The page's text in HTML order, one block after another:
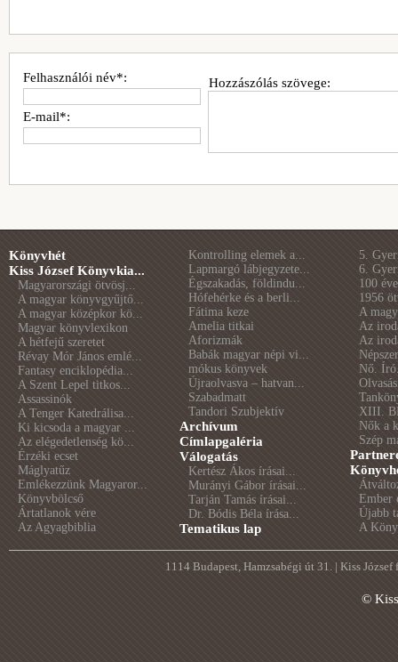
Hozzászólás szövege:
Felhasználói név*:
E-mail*:
Könyvhét
Kiss József Könyvkia...
Magyarországi ötvösj...
A magyar könyvgyűjtő...
A magyar középkor kö...
Magyar könyvlexikon
A hétfejű szeretet
Révay Mór János emlé...
Fantasy enciklopédia...
A Szent Lepel titkos...
Assassinók
A Tenger Katedrálisa...
Ki kicsoda a magyar ...
Az elégedetlenség kö...
Érzéki ecset
Máglyatűz
Emlékezzünk Magyaror...
Könyvbölcső
Ártatlanok vére
Az Agyagbiblia
Kontrolling elemek a...
Lapmargó lábjegyzete...
Égszakadás, földindu...
Hófehérke és a berli...
Fátima keze
Amelia titkai
Aforizmák
Babák magyar népi vi...
mókus könyvek
Újraolvasva – hatvan...
Szabadmatt
Tandori Szubjektív
Archívum
Címlapgaléria
Válogatás
Kertész Ákos írásai...
Murányi Gábor írásai...
Tarján Tamás írásai...
Dr. Bódis Béla írása...
Tematikus lap
5.
6.
100
1956
A
Az
Az
Nő.
XIII.
Nők a
Szép
Ember
Újabb
A
1114 Budapest, Hamzsabégi út 31. | Kiss
©